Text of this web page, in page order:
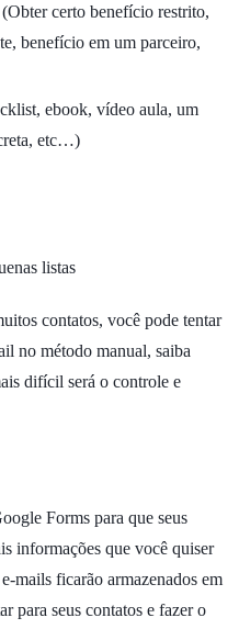
certo benefício restrito,
benefício em um parceiro,
ebook, vídeo aula, um
etc…)
listas
contatos, você pode tentar
no método manual, saiba
difícil será o controle e
Forms para que seus
informações que você quiser
mails ficarão armazenados em
para seus contatos e fazer o